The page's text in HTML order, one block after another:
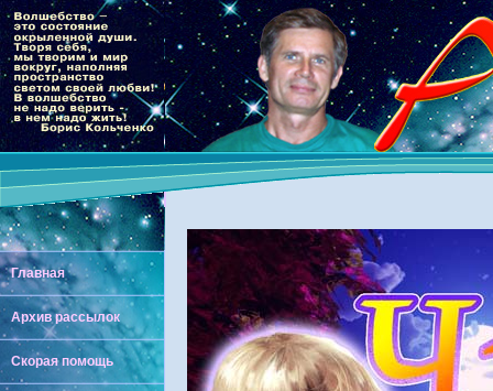
Главная
Архив рассылок
Скорая помощь